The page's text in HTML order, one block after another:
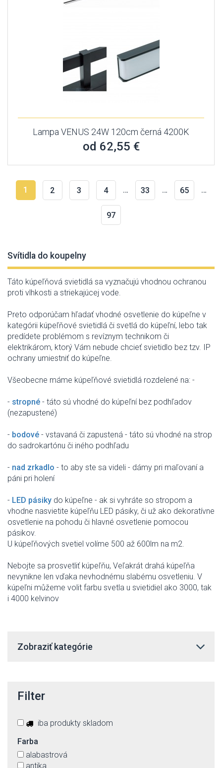
Lampa VENUS 24W 120cm černá 4200K
od 62,55 €
1 2 3 4 … 33 … 65 …
97
Svítidla do koupelny
Táto kúpeľňová svietidlá sa vyznačujú vhodnou ochranou
proti vlhkosti a striekajúcej vode.
Preto odporúčam hľadať vhodné osvetlenie do kúpeľne v
kategórii kúpeľňové svietidlá či svetlá do kúpeľní, lebo tak
predídete problémom s revíznym technikom či
elektrikárom, ktorý Vám nebude chcieť svietidlo bez tzv. IP
ochrany umiestniť do kúpeľne.
Všeobecne máme kúpeľňové svietidlá rozdelené na: -
- stropné - táto sú vhodné do kúpeľní bez podhľadov
(nezapustené)
- bodové - vstavaná či zapustená - táto sú vhodné na strop
do sadrokartónu či iného podhľadu
- nad zrkadlo - to aby ste sa videli - dámy pri maľovaní a
páni pri holení
- LED pásiky do kúpeľne - ak si vyhráte so stropom a
vhodne nasvietite kúpeľňu LED pásiky, či už ako dekoratívne
osvetlenie na pohodu či hlavné osvetlenie pomocou
pásikov.
U kúpeľňových svetiel volíme 500 až 600lm na m2.
Nebojte sa prosvetliť kúpeľňu, Veľakrát drahá kúpeľňa
nevynikne len vďaka nevhodnému slabému osvetleniu. V
kúpeľni můžeme volit farbu svetla u svietidiel ako 3000, tak
i 4000 kelvinov
Zobraziť kategórie
Filter
iba produkty skladom
Farba
alabastrová
antika